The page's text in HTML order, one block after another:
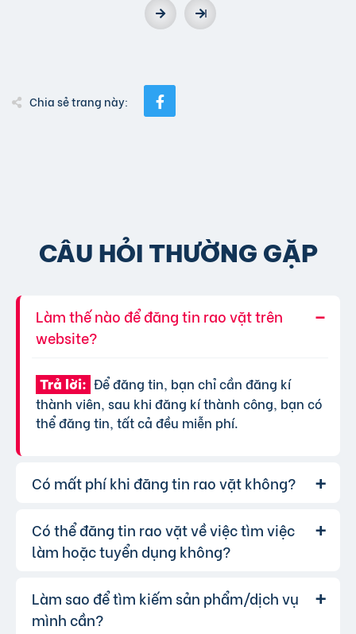
Chia sẻ trang này:
CÂU HỎI THƯỜNG GẶP
Làm thế nào để đăng tin rao vặt trên
website?
Trả lời: Để đăng tin, bạn chỉ cần đăng kí
thành viên, sau khi đăng kí thành công, bạn có
thể đăng tin, tất cả đều miễn phí.
Có mất phí khi đăng tin rao vặt không?
Trả lời: Chúng tôi cung cấp gói đăng tin miễn
phí cơ bản cho tất cả người dùng. Tuy nhiên, để
thị, bạn có thể lựa chọn các gói dịch vụ nâng
cấp với chi phí hợp lý, xem thêmphí dịch vụ tin
VIP.
Có thể đăng tin rao vặt về việc tìm việc
làm hoặc tuyển dụng không?
Trả lời: Hoàn toàn có thể. Website của chúng
tôi hỗ trợ đăng tin tuyển dụng và tìm việc làm.
Làm sao để tìm kiếm sản phẩm/dịch vụ
mình cần?